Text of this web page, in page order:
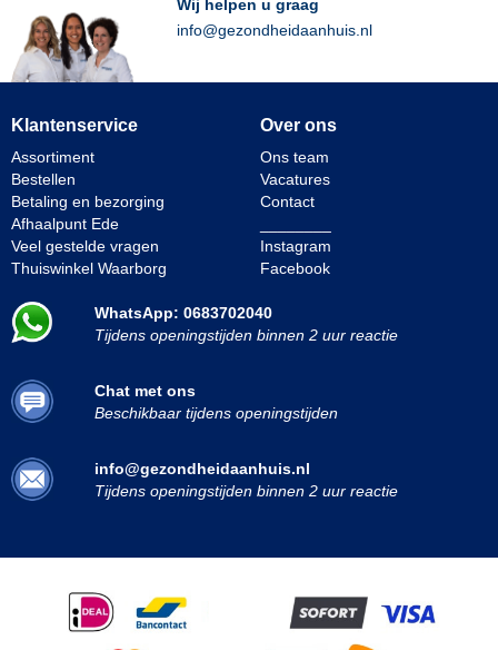
Wij helpen u graag
info@gezondheidaanhuis.nl
Klantenservice
Assortiment
Bestellen
Betaling en bezorging
Afhaalpunt Ede
Veel gestelde vragen
Thuiswinkel Waarborg
Over ons
Ons team
Vacatures
Contact
Instagram
Facebook
WhatsApp: 0683702040
Tijdens openingstijden binnen 2 uur reactie
Chat met ons
Beschikbaar tijdens openingstijden
info@gezondheidaanhuis.nl
Tijdens openingstijden binnen 2 uur reactie